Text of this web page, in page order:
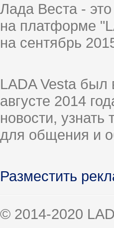
Лада Веста -
на платформе
на сентябрь
LADA Vesta был
августе 2014
новости,
для общения и
Разместить
© 2014-2020